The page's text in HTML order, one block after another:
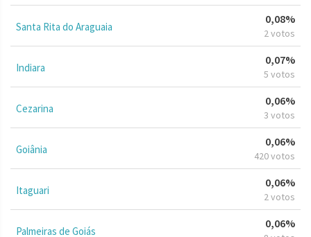
Santa Rita do Araguaia
0,08%
2 votos
Indiara
0,07%
5 votos
Cezarina
0,06%
3 votos
Goiânia
0,06%
420 votos
Itaguari
0,06%
2 votos
Palmeiras de Goiás
0,06%